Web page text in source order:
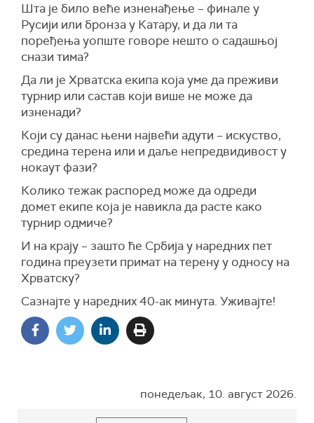
Шта је било веће изненађење – финале у
Русији или бронза у Катару, и да ли та
поређења уопште говоре нешто о садашњој
снази тима?
Да ли је Хрватска екипа која уме да преживи
турнир или састав који више не може да
изненади?
Који су данас њени највећи адути – искуство,
средина терена или и даље непредвидивост у
нокаут фази?
Колико тежак распоред може да одреди
домет екипе која је навикла да расте како
турнир одмиче?
И на крају – зашто ће Србија у наредних пет
година преузети примат на терену у односу на
Хрватску?
Сазнајте у наредних 40-ак минута. Уживајте!
понедељак, 10. август 2026.